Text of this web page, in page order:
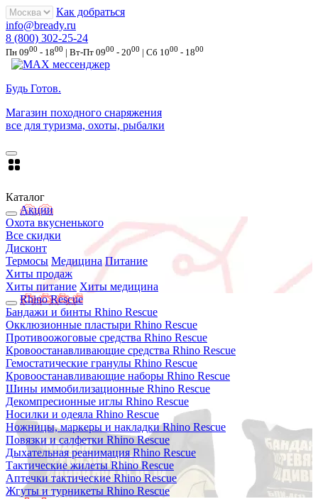
Как добраться
info@bready.ru
8 (800) 302-25-24
Пн 0900 - 1800 | Вт-Пт 0900 - 2000 | Сб 1000 - 1800
Будь Готов.
Магазин походного снаряжения
все для туризма, охоты, рыбалки
Каталог
Акции
Охота вкусненького
Все скидки
Дисконт
Термосы Медицина Питание
Хиты продаж
Хиты питание Хиты медицина
Rhino Rescue
Бандажи и бинты Rhino Rescue
Окклюзионные пластыри Rhino Rescue
Противоожоговые средства Rhino Rescue
Кровоостанавливающие средства Rhino Rescue
Гемостатические гранулы Rhino Rescue
Кровоостанавливающие наборы Rhino Rescue
Шины иммобилизационные Rhino Rescue
Декомпресионные иглы Rhino Rescue
Носилки и одеяла Rhino Rescue
Ножницы, маркеры и накладки Rhino Rescue
Повязки и салфетки Rhino Rescue
Дыхательная реанимация Rhino Rescue
Тактические жилеты Rhino Rescue
Аптечки тактические Rhino Rescue
Жгуты и турникеты Rhino Rescue